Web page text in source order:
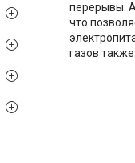
перерывы.
что
газов